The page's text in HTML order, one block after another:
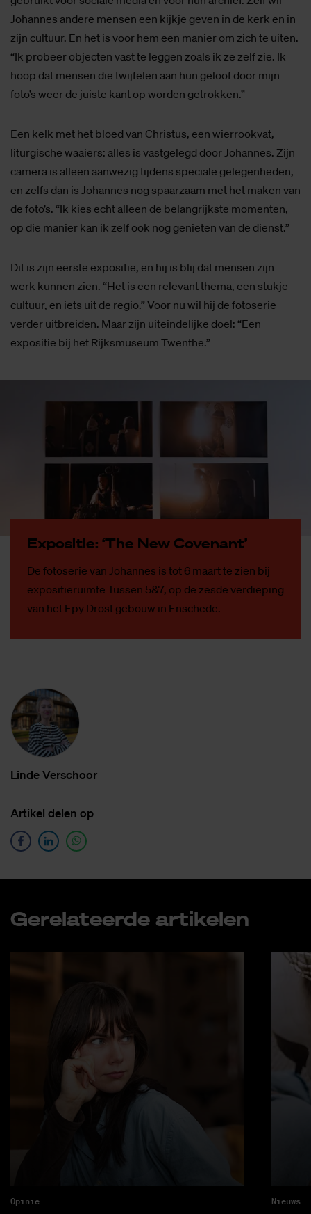
Johannes andere mensen een kijkje geven in de kerk en in
zijn cultuur. En het is voor hem een manier om zich te uiten.
“Ik probeer objecten vast te leggen zoals ik ze zelf zie. Ik
hoop dat mensen die twijfelen aan hun geloof door mijn
foto’s weer de juiste kant op worden getrokken.”
Een kelk met het bloed van Christus, een wierrookvat,
liturgische waaiers: alles is vastgelegd door Johannes. Zijn
camera is alleen aanwezig tijdens speciale gelegenheden,
en zelfs dan is Johannes nog spaarzaam met het maken van
de foto’s. “Ik kies echt alleen de belangrijkste momenten,
op die manier kan ik zelf ook nog genieten van de dienst.”
Dit is zijn eerste expositie, en hij is blij dat mensen zijn
werk kunnen zien. “Het is een relevant thema, een stukje
cultuur, en iets uit de regio.” Voor nu wil hij de fotoserie
verder uitbreiden. Maar zijn uiteindelijke doel: “Een
expositie bij het Rijksmuseum Twenthe.”
Ex­po­si­tie: ‘The New Co­ve­nant’
De fotoserie van Johannes is tot 6 maart te zien bij
expositieruimte Tussen 5&7, op de zesde verdieping
van het Epy Drost gebouw in Enschede.
Lin­de Ver­schoor
Ar­ti­kel de­len op
Ge­re­la­teer­de ar­ti­ke­len
Opinie Nieuws